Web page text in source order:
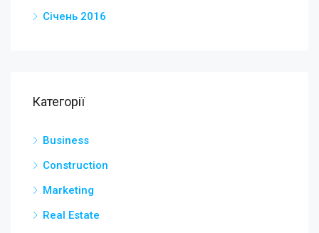
Січень 2016
Категорії
Business
Construction
Marketing
Real Estate